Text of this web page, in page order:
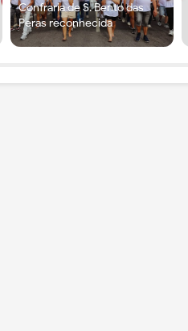
Confraria de S. Bento das
Peras reconhecida